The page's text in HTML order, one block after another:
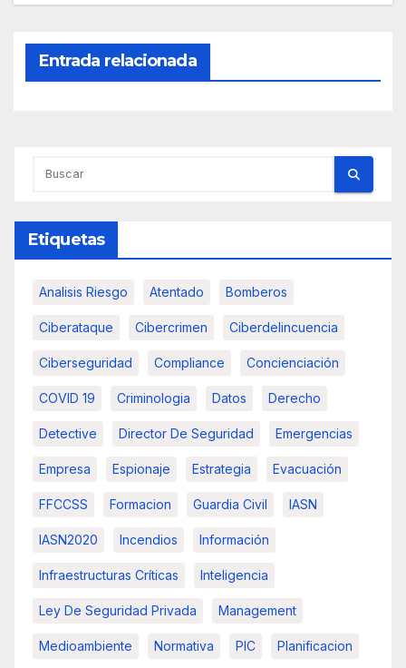
Entrada relacionada
Etiquetas
Analisis Riesgo Atentado Bomberos
Ciberataque Cibercrimen Ciberdelincuencia
Ciberseguridad Compliance Concienciación
COVID 19 Criminologia Datos Derecho
Detective Director De Seguridad Emergencias
Empresa Espionaje Estrategia Evacuación
FFCCSS Formacion Guardia Civil IASN
IASN2020 Incendios Información
Infraestructuras Críticas Inteligencia
Ley De Seguridad Privada Management
Medioambiente Normativa PIC Planificacion